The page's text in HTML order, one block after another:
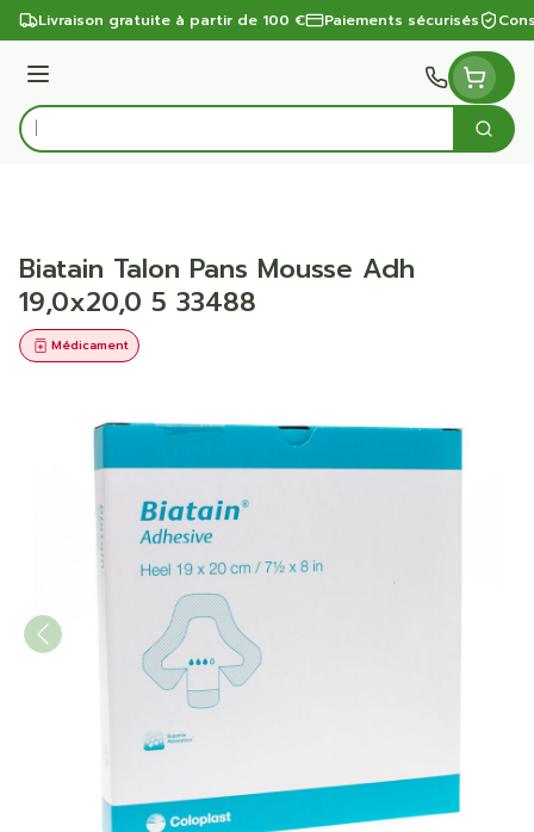
Aller au contenu
Livraison gratuite à partir de 100 € Paiements sécurisés
Menu
Rechercher
Biatain Talon Pans Mousse Adh
19,0x20,0 5 33488
Médicament